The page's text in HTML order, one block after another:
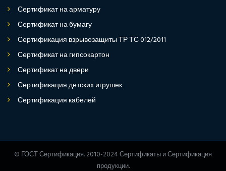
Сертификат на арматуру
Сертификат на бумагу
Сертификация взрывозащиты ТР ТС 012/2011
Сертификат на гипсокартон
Сертификат на двери
Сертификация детских игрушек
Сертификация кабелей
© ГОСТ Сертификация. 2010-2024 Сертификаты и Сертификация
продукции.